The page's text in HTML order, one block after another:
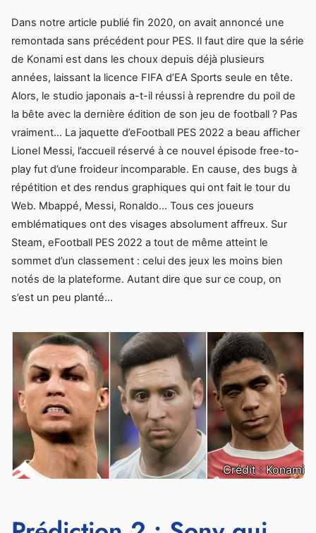
Dans notre article publié fin 2020, on avait annoncé une
remontada sans précédent pour PES. Il faut dire que la série
de Konami est dans les choux depuis déjà plusieurs
années, laissant la licence FIFA d’EA Sports seule en tête.
Alors, le studio japonais a-t-il réussi à reprendre du poil de
la bête avec la dernière édition de son jeu de football ? Pas
vraiment… La jaquette d’eFootball PES 2022 a beau afficher
Lionel Messi, l’accueil réservé à ce nouvel épisode free-to-
play fut d’une froideur incomparable. En cause, des bugs à
répétition et des rendus graphiques qui ont fait le tour du
Web. Mbappé, Messi, Ronaldo… Tous ces joueurs
emblématiques ont des visages absolument affreux. Sur
Steam, eFootball PES 2022 a tout de même atteint le
sommet d’un classement : celui des jeux les moins bien
notés de la plateforme. Autant dire que sur ce coup, on
s’est un peu planté…
Crédit : Konami